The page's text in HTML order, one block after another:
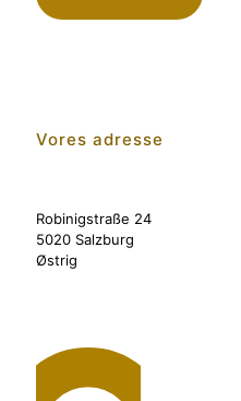
Vores adresse
Robinigstraße 24
5020 Salzburg
Østrig